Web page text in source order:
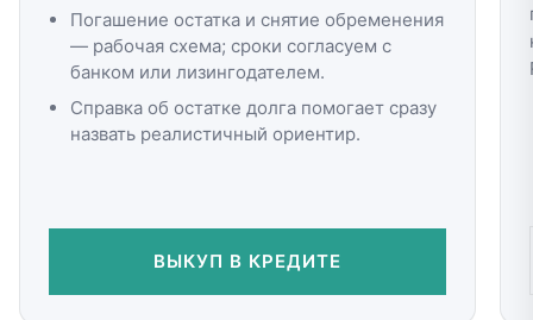
Погашение остатка и снятие обременения
— рабочая схема; сроки согласуем с
банком или лизингодателем.
Справка об остатке долга помогает сразу
назвать реалистичный ориентир.
ВЫКУП В КРЕДИТЕ